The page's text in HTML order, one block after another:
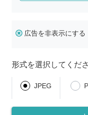
広告を非表示にする
形式を選択してくだ
JPEG